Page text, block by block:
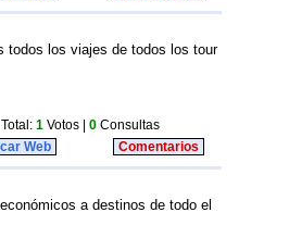
todos los viajes de todos los tour
Total: 1 Votos | 0 Consultas
Web Comentarios
a destinos de todo el